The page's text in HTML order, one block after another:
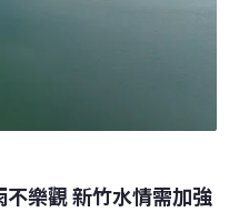
站取水之日的代名詞，
。釜山國立大學（PNU）
）去（2025）年發
樂觀 新竹水情需加強